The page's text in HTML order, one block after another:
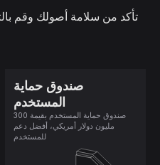
تأكد من سلامة أصولك وقم
صندوق حماية
المستخدم
صندوق حماية المستخدم بقيمة 300
مليون دولار أمريكي، أفضل دعم
للمستخدم